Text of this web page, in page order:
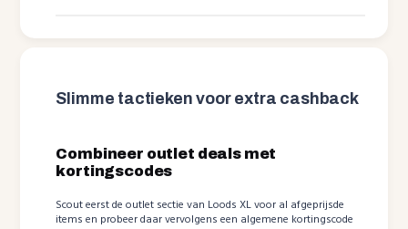
Slimme tactieken voor extra cashback
Combineer outlet deals met
kortingscodes
Scout eerst de outlet sectie van Loods XL voor al afgeprijsde
items en probeer daar vervolgens een algemene kortingscode